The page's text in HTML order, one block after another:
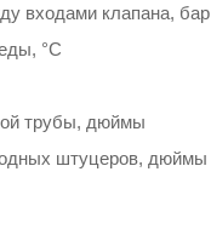
входами клапана, бар
°С
трубы, дюймы
штуцеров, дюймы